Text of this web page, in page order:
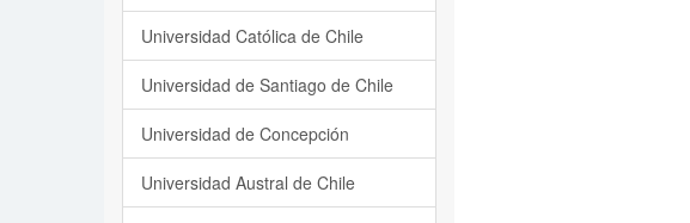
Universidad Católica de Chile
Universidad de Santiago de Chile
Universidad de Concepción
Universidad Austral de Chile